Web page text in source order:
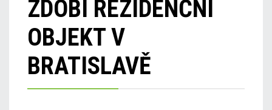
ZDOBÍ REZIDENČNÍ
OBJEKT V
BRATISLAVĚ